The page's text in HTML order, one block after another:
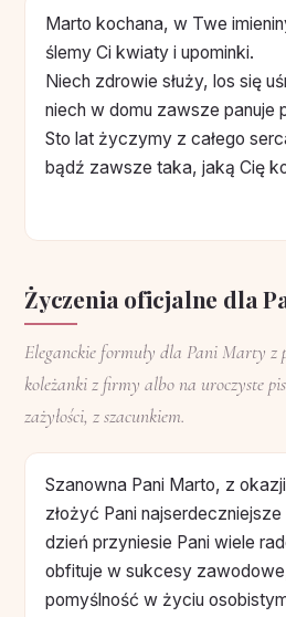
Marto kochana, w Twe
ślemy Ci kwiaty i upominki.
Niech zdrowie służy, los się
niech w domu zawsze panuje
Sto lat życzymy z całego
bądź zawsze taka, jaką Cię
Życzenia oficjalne dla
Eleganckie formuły dla Pani Marty z
koleżanki z firmy albo na uroczyste
zażyłości, z szacunkiem.
Szanowna Pani Marto, z
złożyć Pani
dzień przyniesie Pani wiele
obfituje w sukcesy
pomyślność w życiu